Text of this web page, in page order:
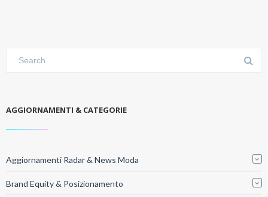
AGGIORNAMENTI & CATEGORIE
Aggiornamenti Radar & News Moda
Brand Equity & Posizionamento